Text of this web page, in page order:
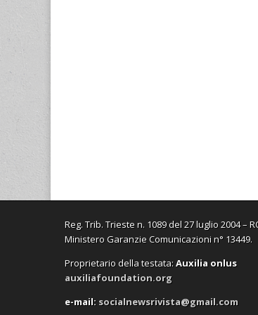
Reg. Trib. Trieste n. 1089 del 27 luglio 2004 –
Ministero Garanzie Comunicazioni n° 13449.
Proprietario della testata:Auxilia onlus
auxiliafoundation.org
e-mail: socialnewsrivista@gmail.com